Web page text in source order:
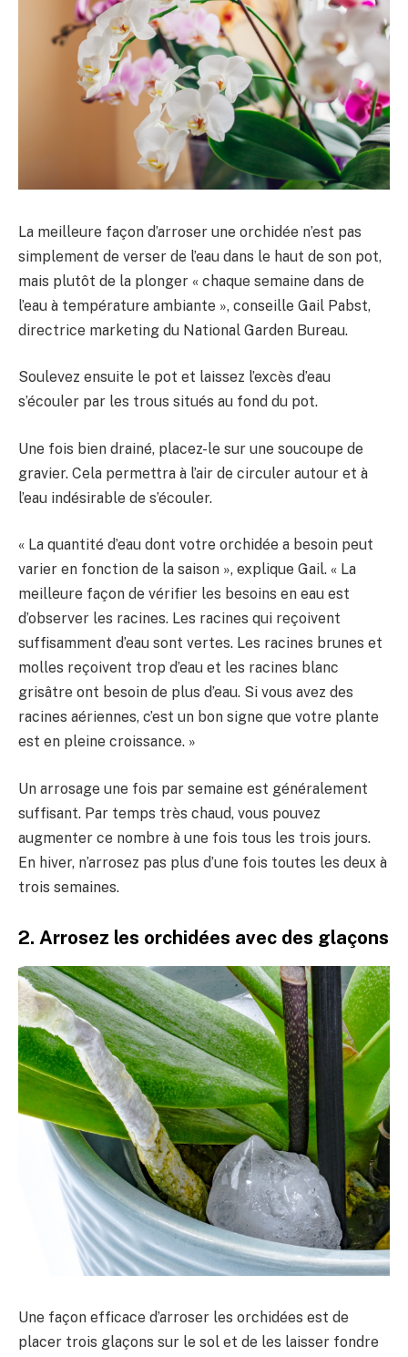
La meilleure façon d’arroser une orchidée n’est pas
simplement de verser de l’eau dans le haut de son pot,
mais plutôt de la plonger « chaque semaine dans de
l’eau à température ambiante », conseille Gail Pabst,
directrice marketing du National Garden Bureau.
Soulevez ensuite le pot et laissez l’excès d’eau
s’écouler par les trous situés au fond du pot.
Une fois bien drainé, placez-le sur une soucoupe de
gravier. Cela permettra à l’air de circuler autour et à
l’eau indésirable de s’écouler.
« La quantité d’eau dont votre orchidée a besoin peut
varier en fonction de la saison », explique Gail. « La
meilleure façon de vérifier les besoins en eau est
d’observer les racines. Les racines qui reçoivent
suffisamment d’eau sont vertes. Les racines brunes et
molles reçoivent trop d’eau et les racines blanc
grisâtre ont besoin de plus d’eau. Si vous avez des
racines aériennes, c’est un bon signe que votre plante
est en pleine croissance. »
Un arrosage une fois par semaine est généralement
suffisant. Par temps très chaud, vous pouvez
augmenter ce nombre à une fois tous les trois jours.
En hiver, n’arrosez pas plus d’une fois toutes les deux à
trois semaines.
2. Arrosez les orchidées avec des glaçons
Une façon efficace d’arroser les orchidées est de
placer trois glaçons sur le sol et de les laisser fondre